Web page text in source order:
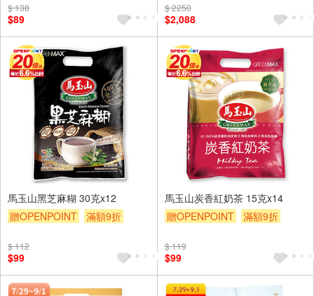
贈$200
$ 138
$89
$ 2250
$2,088
馬玉山黑芝麻糊 30克x12
贈OPENPOINT
滿額9折
$ 112
$99
馬玉山炭香紅奶茶 15克x14
贈OPENPOINT
滿額9折
$ 119
$99